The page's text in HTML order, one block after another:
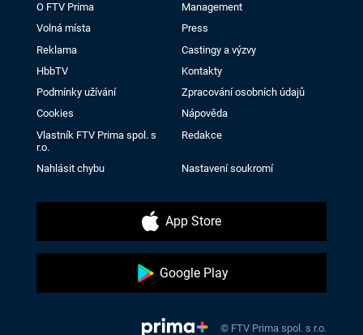
O FTV Prima
Management
Volná místa
Press
Reklama
Castingy a výzvy
HbbTV
Kontakty
Podmínky užívání
Zpracování osobních údajů
Cookies
Nápověda
Vlastník FTV Prima spol. s
r.o.
Redakce
Nahlásit chybu Nastavení soukromí
App Store
Google Play
© FTV Prima spol. s r.o.